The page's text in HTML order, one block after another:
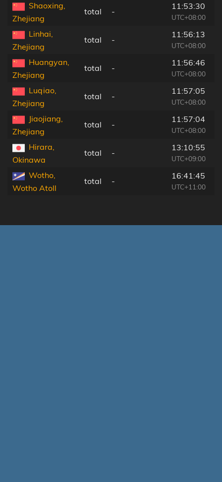
Shaoxing,
Zhejiang
total -
11:53:30
UTC+08:00
Linhai,
Zhejiang
total -
11:56:13
UTC+08:00
Huangyan,
Zhejiang
total -
11:56:46
UTC+08:00
Luqiao,
Zhejiang
total -
11:57:05
UTC+08:00
Jiaojiang,
Zhejiang
total -
11:57:04
UTC+08:00
Hirara,
Okinawa
total -
13:10:55
UTC+09:00
Wotho,
Wotho Atoll
total -
16:41:45
UTC+11:00